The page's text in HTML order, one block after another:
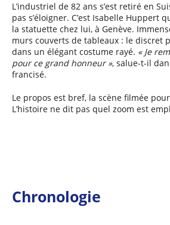
L’industriel de 82 ans s’est retiré en
pas s’éloigner. C’est Isabelle Huppert
la statuette chez lui, à Genève.
murs couverts de tableaux : le discret
dans un élégant costume rayé. « Je
pour ce grand honneur », salue-t-il
francisé.
Le propos est bref, la scène filmée
L’histoire ne dit pas quel zoom est
Chronologie